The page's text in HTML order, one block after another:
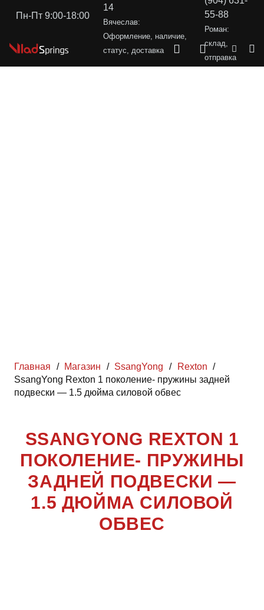
Пн-Пт 9:00-18:00
14
Вячеслав:
Оформление, наличие,
статус, доставка
55-88
Роман:
склад,
отправка
Главная / Магазин / SsangYong / Rexton /
SsangYong Rexton 1 поколение- пружины задней
подвески — 1.5 дюйма силовой обвес
SSANGYONG REXTON 1
ПОКОЛЕНИЕ- ПРУЖИНЫ
ЗАДНЕЙ ПОДВЕСКИ —
1.5 ДЮЙМА СИЛОВОЙ
ОБВЕС